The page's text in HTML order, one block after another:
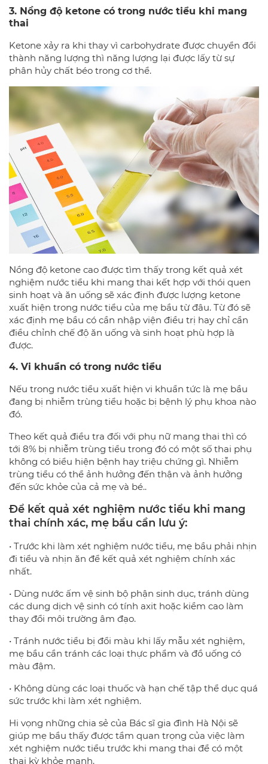
3. Nồng độ ketone có trong nước tiểu khi mang
thai
Ketone xảy ra khi thay vì carbohydrate được chuyển đổi
thành năng lượng thì năng lượng lại được lấy từ sự
phân hủy chất béo trong cơ thể.
Nồng độ ketone cao được tìm thấy trong kết quả xét
nghiệm nước tiểu khi mang thai kết hợp với thói quen
sinh hoạt và ăn uống sẽ xác định được lượng ketone
xuất hiện trong nước tiểu của mẹ bầu từ đâu. Từ đó sẽ
xác định mẹ bầu có cần nhập viện điều trị hay chỉ cần
điều chỉnh chế độ ăn uống và sinh hoạt phù hợp là
được.
4. Vi khuẩn có trong nước tiểu
Nếu trong nước tiểu xuất hiện vi khuẩn tức là mẹ bầu
đang bị nhiễm trùng tiểu hoặc bị bệnh lý phụ khoa nào
đó.
Theo kết quả điều tra đối với phụ nữ mang thai thì có
tới 8% bị nhiễm trùng tiểu trong đó có một số thai phụ
không có biểu hiện bệnh hay triệu chứng gì. Nhiễm
trùng tiểu có thể ảnh hưởng đến thận và ảnh hưởng
đến sức khỏe của cả mẹ và bé..
Để kết quả xét nghiệm nước tiểu khi mang
thai chính xác, mẹ bầu cần lưu ý:
• Trước khi làm xét nghiệm nước tiểu, mẹ bầu phải nhịn
đi tiểu và nhịn ăn để kết quả xét nghiệm chính xác
nhất.
• Dùng nước ấm vệ sinh bộ phận sinh dục, tránh dùng
các dung dịch vệ sinh có tính axit hoặc kiềm cao làm
thay đổi môi trường âm đạo.
• Tránh nước tiểu bị đổi màu khi lấy mẫu xét nghiệm,
mẹ bầu cần tránh các loại thực phẩm và đồ uống có
màu đậm.
• Không dùng các loại thuốc và hạn chế tập thể dục quá
sức trước khi làm xét nghiệm.
Hi vọng những chia sẻ của Bác sĩ gia đình Hà Nội sẽ
giúp mẹ bầu thấy được tầm quan trọng của việc làm
xét nghiệm nước tiểu trước khi mang thai để có một
thai kỳ khỏe mạnh.